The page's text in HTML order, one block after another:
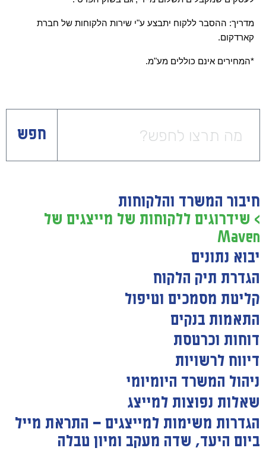
מדריך: ההסבר ללקוח יתבצע ע"י שירות הלקוחות של חברת
קארדקום.
*המחירים אינם כוללים מע"מ.
חפש
חיבור המשרד והלקוחות
> שידרוגים ללקוחות של מייצגים של
Maven
יבוא נתונים
הגדרת תיק הלקוח
קליטת מסמכים וטיפול
התאמות בנקים
דוחות וכרטסת
דיווח לרשויות
ניהול המשרד היומיומי
שאלות נפוצות למייצג
הגדרות משימות למייצגים — התראת מייל
ביום היעד, שדה מעקב ומיון טבלה